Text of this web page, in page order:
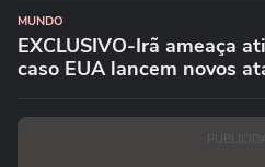
MUNDO
EXCLUSIVO-Irã ameaça
caso EUA lancem novos